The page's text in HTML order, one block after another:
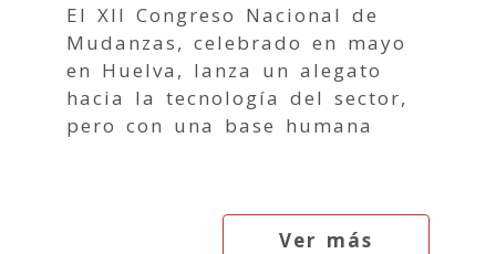
El XII Congreso Nacional de
Mudanzas, celebrado en mayo
en Huelva, lanza un alegato
hacia la tecnología del sector,
pero con una base humana
Ver más